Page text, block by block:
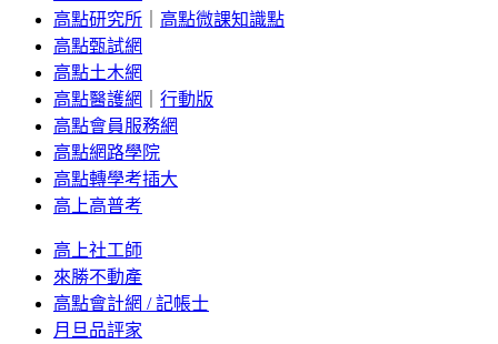
高點研究所
高點微課知識點
高點甄試網
高點土木網
高點醫護網
行動版
高點會員服務網
高點網路學院
高點轉學考插大
高上高普考
高上社工師
來勝不動產
高點會計網 / 記帳士
月旦品評家